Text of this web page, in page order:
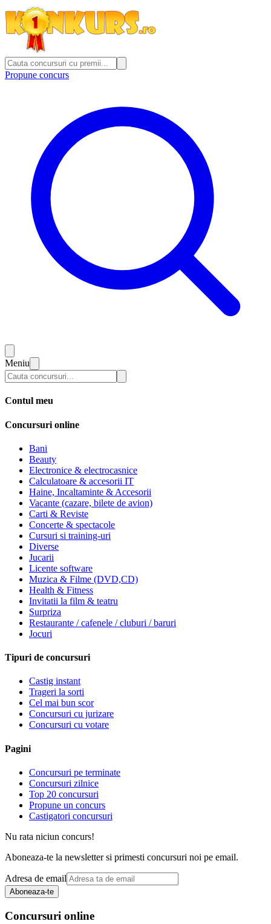
Propune concurs
Meniu
Contul meu
Concursuri online
Bani
Beauty
Electronice & electrocasnice
Calculatoare & accesorii IT
Haine, Incaltaminte & Accesorii
Vacante (cazare, bilete de avion)
Carti & Reviste
Concerte & spectacole
Cursuri si training-uri
Diverse
Jucarii
Licente software
Muzica & Filme (DVD,CD)
Health & Fitness
Invitatii la film & teatru
Surpriza
Restaurante / cafenele / cluburi / baruri
Jocuri
Tipuri de concursuri
Castig instant
Trageri la sorti
Cel mai bun scor
Concursuri cu jurizare
Concursuri cu votare
Pagini
Concursuri pe terminate
Concursuri zilnice
Top 20 concursuri
Propune un concurs
Castigatori concursuri
Nu rata niciun concurs!
Aboneaza-te la newsletter si primesti concursuri noi pe email.
Adresa de email
Aboneaza-te
Concursuri online